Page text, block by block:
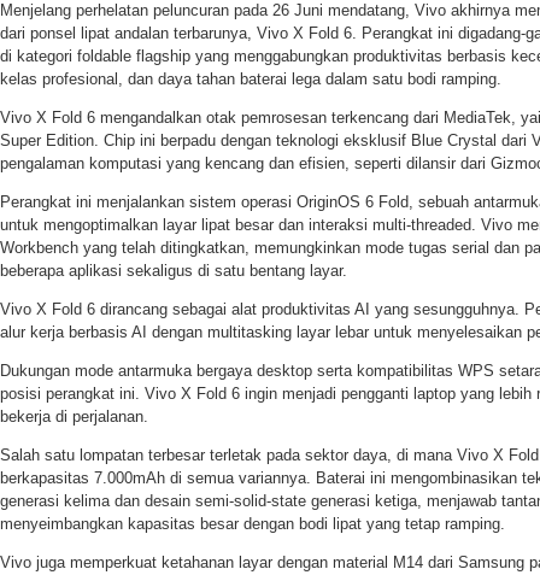
Menjelang perhelatan peluncuran pada 26 Juni mendatang, Vivo akhirnya
dari ponsel lipat andalan terbarunya, Vivo X Fold 6. Perangkat ini digadang-
di kategori foldable flagship yang menggabungkan produktivitas berbasis
kelas profesional, dan daya tahan baterai lega dalam satu bodi ramping.
Vivo X Fold 6 mengandalkan otak pemrosesan terkencang dari MediaTek,
Super Edition. Chip ini berpadu dengan teknologi eksklusif Blue Crystal dari
pengalaman komputasi yang kencang dan efisien, seperti dilansir dari
Perangkat ini menjalankan sistem operasi OriginOS 6 Fold, sebuah
untuk mengoptimalkan layar lipat besar dan interaksi multi-threaded. Vivo
Workbench yang telah ditingkatkan, memungkinkan mode tugas serial dan
beberapa aplikasi sekaligus di satu bentang layar.
Vivo X Fold 6 dirancang sebagai alat produktivitas AI yang sesungguhnya.
alur kerja berbasis AI dengan multitasking layar lebar untuk menyelesaikan
Dukungan mode antarmuka bergaya desktop serta kompatibilitas WPS
posisi perangkat ini. Vivo X Fold 6 ingin menjadi pengganti laptop yang lebih
bekerja di perjalanan.
Salah satu lompatan terbesar terletak pada sektor daya, di mana Vivo X
berkapasitas 7.000mAh di semua variannya. Baterai ini mengombinasikan
generasi kelima dan desain semi-solid-state generasi ketiga, menjawab
menyeimbangkan kapasitas besar dengan bodi lipat yang tetap ramping.
Vivo juga memperkuat ketahanan layar dengan material M14 dari Samsung